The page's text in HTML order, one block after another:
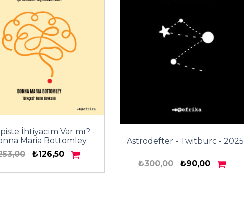
İhtiyacım Var mı? -
Maria Bottomley
₺126,50
Astrodefter - Twitburc - 2025
₺300,00 ₺90,00